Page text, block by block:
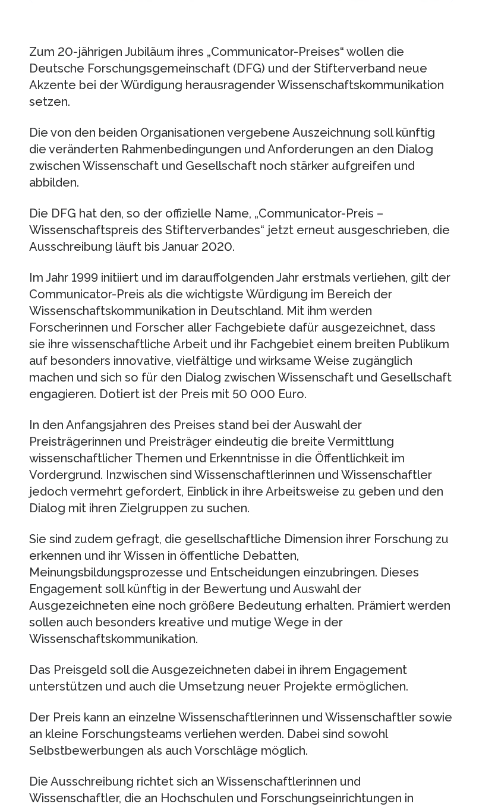
Zum 20-jährigen Jubiläum ihres „Communicator-Preises“ wollen die
Deutsche Forschungsgemeinschaft (DFG) und der Stifterverband neue
Akzente bei der Würdigung herausragender Wissenschaftskommunikation
setzen.
Die von den beiden Organisationen vergebene Auszeichnung soll künftig
die veränderten Rahmenbedingungen und Anforderungen an den Dialog
zwischen Wissenschaft und Gesellschaft noch stärker aufgreifen und
abbilden.
Die DFG hat den, so der offizielle Name, „Communicator-Preis –
Wissenschaftspreis des Stifterverbandes“ jetzt erneut ausgeschrieben, die
Ausschreibung läuft bis Januar 2020.
Im Jahr 1999 initiiert und im darauffolgenden Jahr erstmals verliehen, gilt der
Communicator-Preis als die wichtigste Würdigung im Bereich der
Wissenschaftskommunikation in Deutschland. Mit ihm werden
Forscherinnen und Forscher aller Fachgebiete dafür ausgezeichnet, dass
sie ihre wissenschaftliche Arbeit und ihr Fachgebiet einem breiten Publikum
auf besonders innovative, vielfältige und wirksame Weise zugänglich
machen und sich so für den Dialog zwischen Wissenschaft und Gesellschaft
engagieren. Dotiert ist der Preis mit 50 000 Euro.
In den Anfangsjahren des Preises stand bei der Auswahl der
Preisträgerinnen und Preisträger eindeutig die breite Vermittlung
wissenschaftlicher Themen und Erkenntnisse in die Öffentlichkeit im
Vordergrund. Inzwischen sind Wissenschaftlerinnen und Wissenschaftler
jedoch vermehrt gefordert, Einblick in ihre Arbeitsweise zu geben und den
Dialog mit ihren Zielgruppen zu suchen.
Sie sind zudem gefragt, die gesellschaftliche Dimension ihrer Forschung zu
erkennen und ihr Wissen in öffentliche Debatten,
Meinungsbildungsprozesse und Entscheidungen einzubringen. Dieses
Engagement soll künftig in der Bewertung und Auswahl der
Ausgezeichneten eine noch größere Bedeutung erhalten. Prämiert werden
sollen auch besonders kreative und mutige Wege in der
Wissenschaftskommunikation.
Das Preisgeld soll die Ausgezeichneten dabei in ihrem Engagement
unterstützen und auch die Umsetzung neuer Projekte ermöglichen.
Der Preis kann an einzelne Wissenschaftlerinnen und Wissenschaftler sowie
an kleine Forschungsteams verliehen werden. Dabei sind sowohl
Selbstbewerbungen als auch Vorschläge möglich.
Die Ausschreibung richtet sich an Wissenschaftlerinnen und
Wissenschaftler, die an Hochschulen und Forschungseinrichtungen in